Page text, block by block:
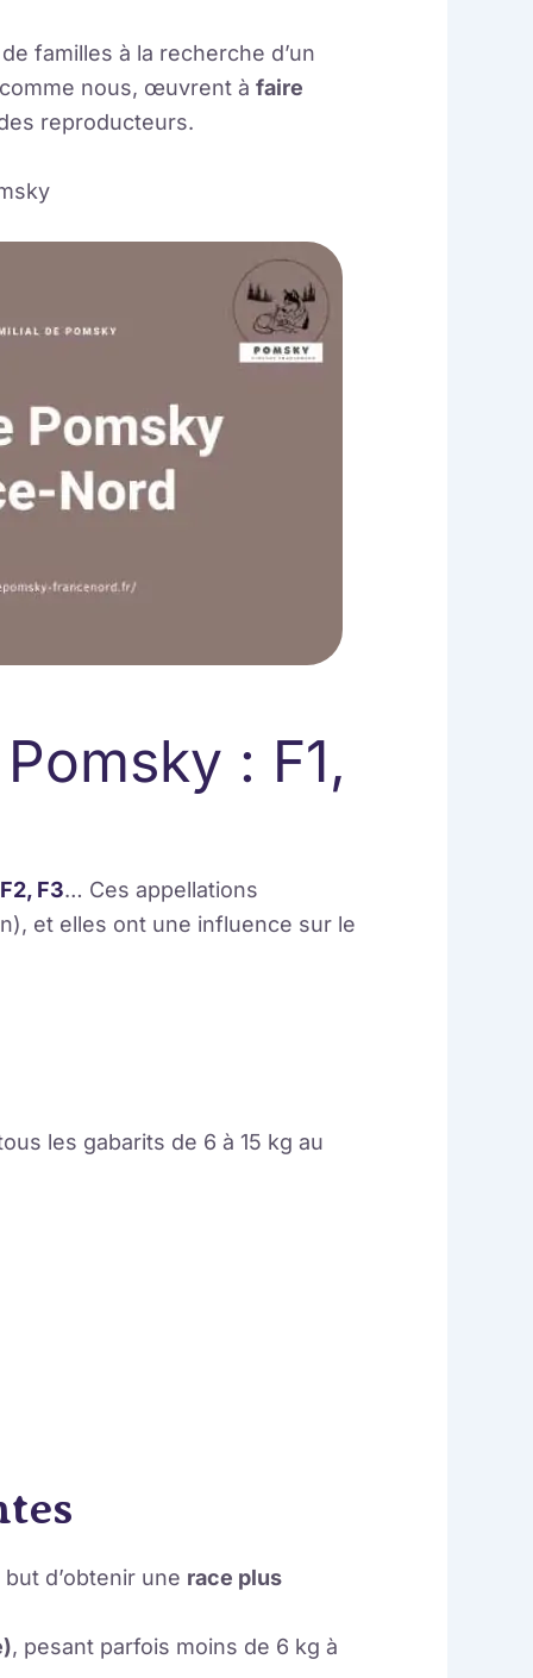
familles à la recherche d’un
nous, œuvrent à faire
reproducteurs.
: F1,
F3… Ces appellations
et elles ont une influence sur le
les gabarits de 6 à 15 kg au
d’obtenir une race plus
, pesant parfois moins de 6 kg à